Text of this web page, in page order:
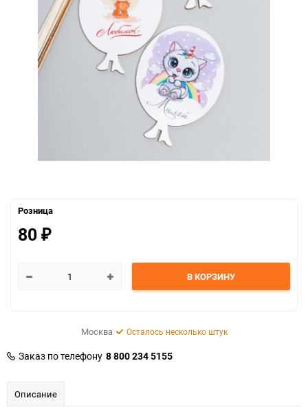
Розница
80 ₽
В КОРЗИНУ
Москва Осталось несколько штук
Заказ по телефону 8 800 234 5155
Описание